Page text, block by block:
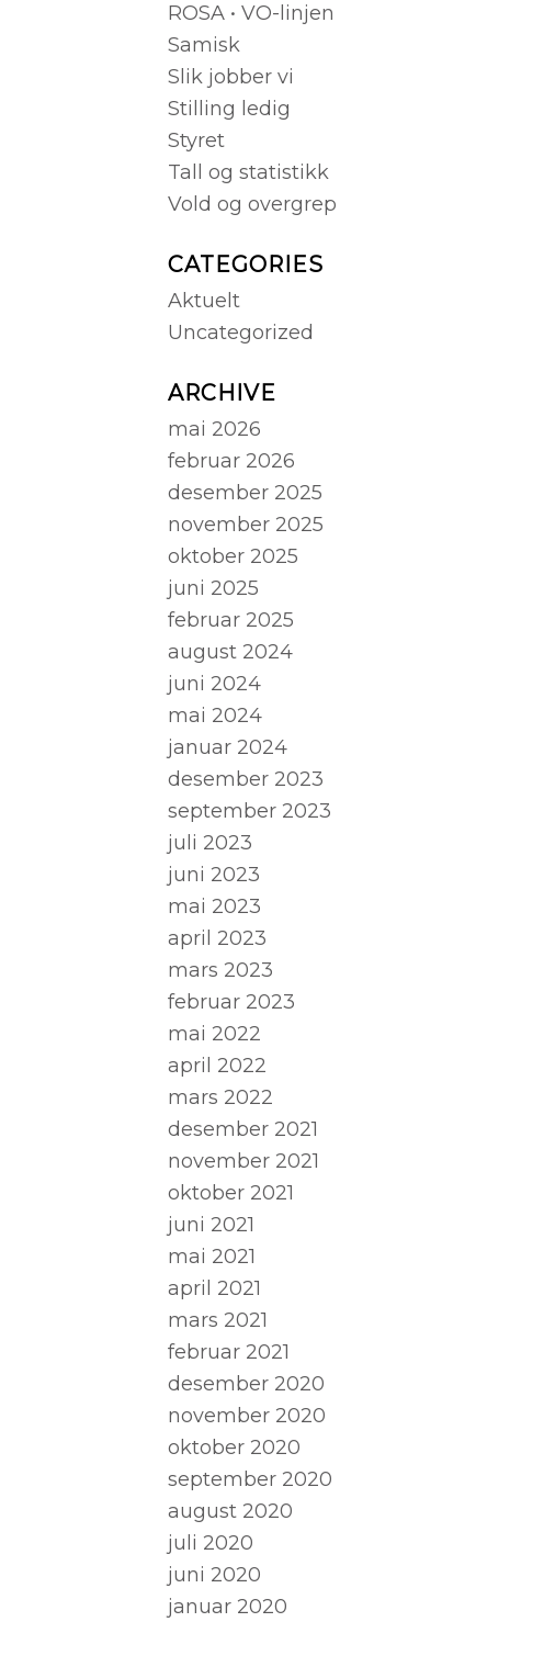
ROSA • VO-linjen
Samisk
Slik jobber vi
Stilling ledig
Styret
Tall og statistikk
Vold og overgrep
CATEGORIES
Aktuelt
Uncategorized
ARCHIVE
mai 2026
februar 2026
desember 2025
november 2025
oktober 2025
juni 2025
februar 2025
august 2024
juni 2024
mai 2024
januar 2024
desember 2023
september 2023
juli 2023
juni 2023
mai 2023
april 2023
mars 2023
februar 2023
mai 2022
april 2022
mars 2022
desember 2021
november 2021
oktober 2021
juni 2021
mai 2021
april 2021
mars 2021
februar 2021
desember 2020
november 2020
oktober 2020
september 2020
august 2020
juli 2020
juni 2020
januar 2020